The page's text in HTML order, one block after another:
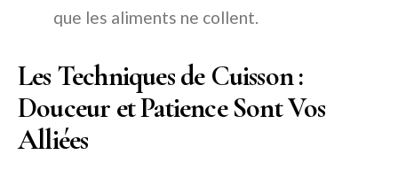
que les aliments ne collent.
Les Techniques de Cuisson :
Douceur et Patience Sont Vos
Alliées